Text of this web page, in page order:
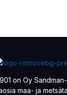
on Oy
maa- ja